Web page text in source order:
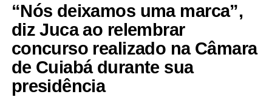
“Nós deixamos uma marca”,
diz Juca ao relembrar
concurso realizado na Câmara
de Cuiabá durante sua
presidência